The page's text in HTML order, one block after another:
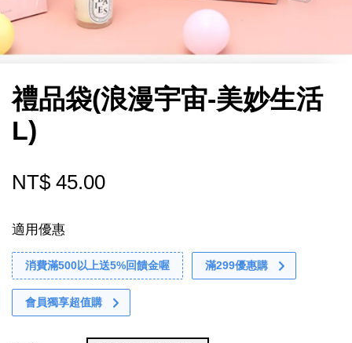
禮品袋(浪漫宇宙-美妙生活
L)
NT$ 45.00
適用優惠
消費滿500以上送5%回饋金喔 滿299優惠購
會員獨享超值購